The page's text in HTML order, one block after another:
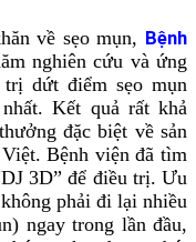
về sẹo mụn, Bệnh
nghiên cứu và ứng
dứt điểm sẹo mụn
Kết quả rất khả
đặc biệt về sản
Bệnh viện đã tìm
3D” để điều trị. Ưu
phải đi lại nhiều
ngay trong lần đầu,